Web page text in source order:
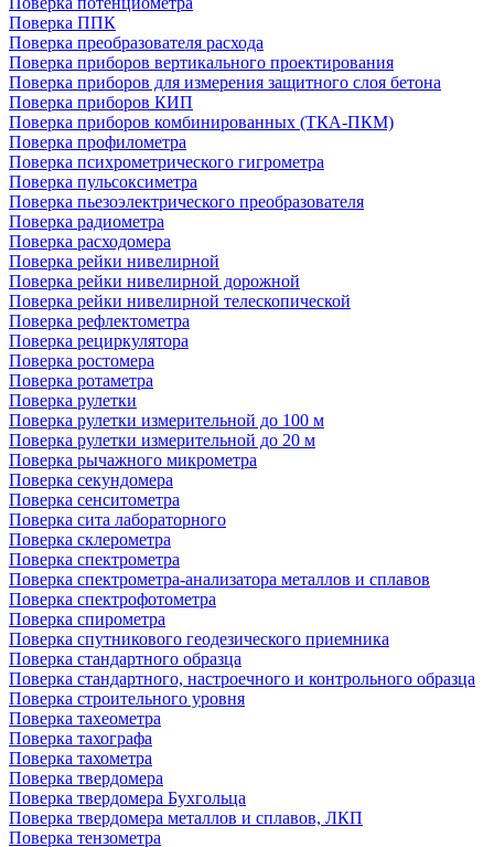
Поверка ППК
Поверка преобразователя расхода
Поверка приборов вертикального проектирования
Поверка приборов для измерения защитного слоя бетона
Поверка приборов КИП
Поверка приборов комбинированных (ТКА-ПКМ)
Поверка профилометра
Поверка психрометрического гигрометра
Поверка пульсоксиметра
Поверка пьезоэлектрического преобразователя
Поверка радиометра
Поверка расходомера
Поверка рейки нивелирной
Поверка рейки нивелирной дорожной
Поверка рейки нивелирной телескопической
Поверка рефлектометра
Поверка рециркулятора
Поверка ростомера
Поверка ротаметра
Поверка рулетки
Поверка рулетки измерительной до 100 м
Поверка рулетки измерительной до 20 м
Поверка рычажного микрометра
Поверка секундомера
Поверка сенситометра
Поверка сита лабораторного
Поверка склерометра
Поверка спектрометра
Поверка спектрометра-анализатора металлов и сплавов
Поверка спектрофотометра
Поверка спирометра
Поверка спутникового геодезического приемника
Поверка стандартного образца
Поверка стандартного, настроечного и контрольного образца
Поверка строительного уровня
Поверка тахеометра
Поверка тахографа
Поверка тахометра
Поверка твердомера
Поверка твердомера Бухгольца
Поверка твердомера металлов и сплавов, ЛКП
Поверка тензометра